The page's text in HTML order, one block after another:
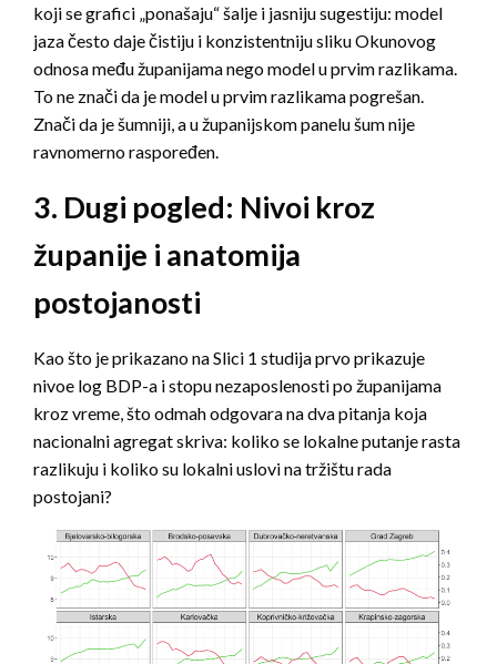
koji se grafici „ponašaju“ šalje i jasniju sugestiju: model
jaza često daje čistiju i konzistentniju sliku Okunovog
odnosa među županijama nego model u prvim razlikama.
To ne znači da je model u prvim razlikama pogrešan.
Znači da je šumniji, a u županijskom panelu šum nije
ravnomerno raspoređen.
3. Dugi pogled: Nivoi kroz
županije i anatomija
postojanosti
Kao što je prikazano na Slici 1 studija prvo prikazuje
nivoe log BDP-a i stopu nezaposlenosti po županijama
kroz vreme, što odmah odgovara na dva pitanja koja
nacionalni agregat skriva: koliko se lokalne putanje rasta
razlikuju i koliko su lokalni uslovi na tržištu rada
postojani?